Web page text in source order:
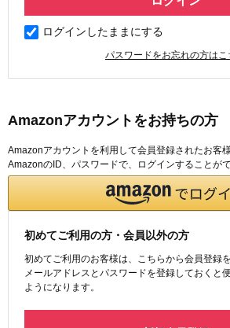
ログインしたままにする
パスワードをお忘れの方はこ
Amazonアカウントをお持ちの方
Amazonアカウントを利用して会員登録されたお客様
AmazonのID、パスワードで、ログインすることがで
初めてご利用の方・会員以外の方
初めてご利用のお客様は、こちらから会員登録
メールアドレスとパスワードを登録しておくと
ようになります。